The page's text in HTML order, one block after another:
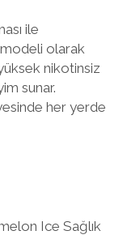
ile
olarak
nikotinsiz
sunar.
her yerde
Ice Sağlık